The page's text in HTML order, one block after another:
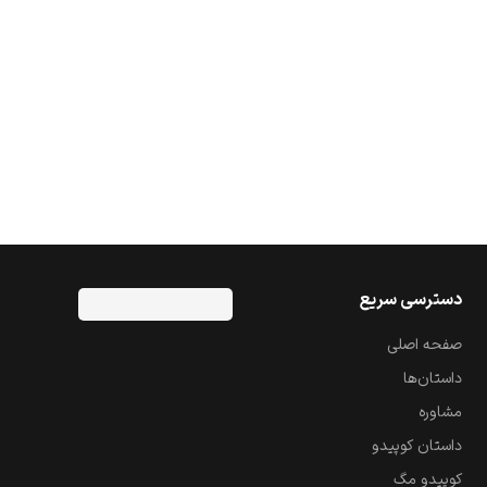
دسترسی سریع
صفحه اصلی
داستان‌ها
مشاوره
داستان کوپیدو
کوپیدو مگ